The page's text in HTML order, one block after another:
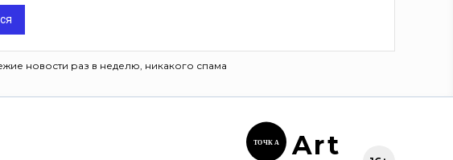
новости раз в неделю, никакого спама
ТОЧК А Art